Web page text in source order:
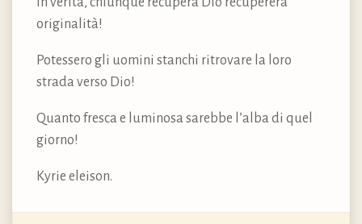
originalità!
Potessero gli uomini stanchi ritrovare la loro
strada verso Dio!
Quanto fresca e luminosa sarebbe l’alba di quel
giorno!
Kyrie eleison.